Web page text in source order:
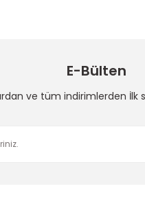
E-Bülten
ve tüm indirimlerden İlk